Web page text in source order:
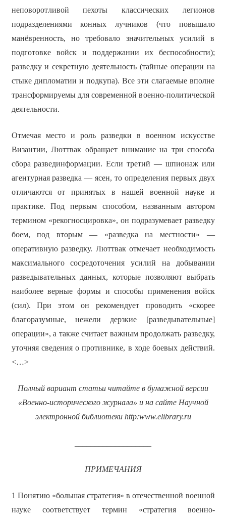
неповоротливой пехоты классических легионов
подразделениями конных лучников (что повышало
манёвренность, но требовало значительных усилий в
подготовке войск и поддержании их беспособности);
разведку и секретную деятельность (тайные операции на
стыке дипломатии и подкупа). Все эти слагаемые вполне
трансформируемы для современной военно-политической
деятельности.
Отмечая место и роль разведки в военном искусстве
Византии, Люттвак обращает внимание на три способа
сбора развединформации. Если третий — шпионаж или
агентурная разведка — ясен, то определения первых двух
отличаются от принятых в нашей военной науке и
практике. Под первым способом, названным автором
термином «рекогносцировка», он подразумевает разведку
боем, под вторым — «разведка на местности» —
оперативную разведку. Люттвак отмечает необходимость
максимального сосредоточения усилий на добывании
разведывательных данных, которые позволяют выбрать
наиболее верные формы и способы применения войск
(сил). При этом он рекомендует проводить «скорее
благоразумные, нежели дерзкие [разведывательные]
операции», а также считает важным продолжать разведку,
уточняя сведения о противнике, в ходе боевых действий.
<…>
Полный вариант статьи читайте в бумажной версии
«Военно-исторического журнала» и на сайте Научной
электронной библиотеки http:www.elibrary.ru
ПРИМЕЧАНИЯ
1 Понятию «большая стратегия» в отечественной военной
науке соответствует термин «стратегия военно-